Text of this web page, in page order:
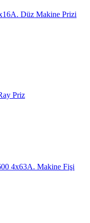
Düz Makine Prizi
Priz
4x63A. Makine Fişi